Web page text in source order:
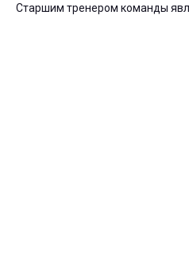
Старшим тренером команды